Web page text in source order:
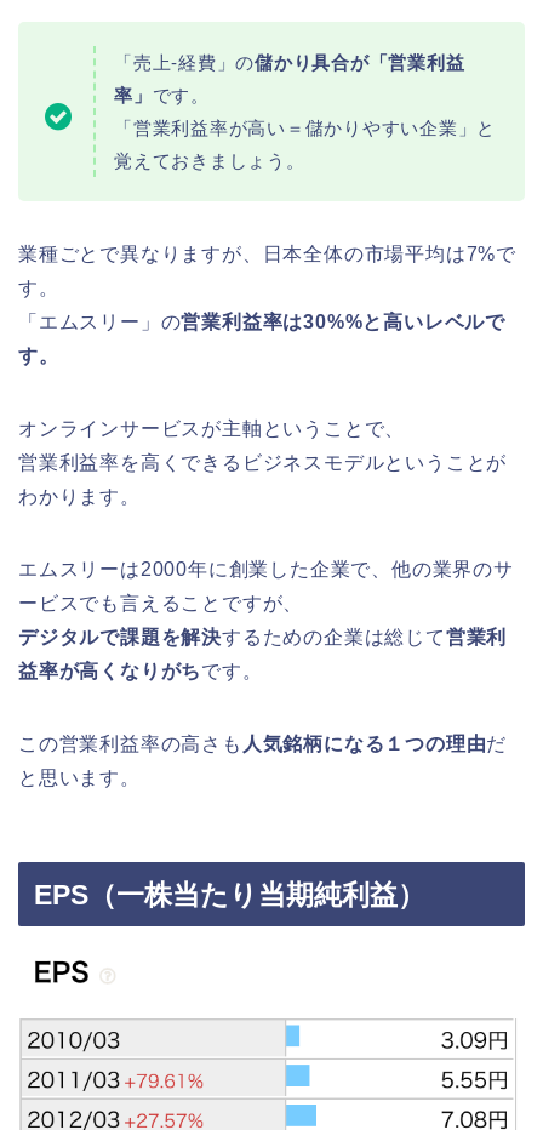
「売上-経費」の儲かり具合が「営業利益
率」 です。
「営業利益率が高い＝儲かりやすい企業」と
覚えておきましょう。
業種ごとで異なりますが、日本全体の市場平均は7%で
す。
「エムスリー」の営業利益率は30%%と高いレベルで
す。
オンラインサービスが主軸ということで、
営業利益率を高くできるビジネスモデルということが
わかります。
エムスリーは2000年に創業した企業で、他の業界のサ
ービスでも言えることですが、
デジタルで課題を解決するための企業は総じて営業利
益率が高くなりがちです。
この営業利益率の高さも 人気銘柄になる１つの理由だ
と思います。
EPS（一株当たり当期純利益）